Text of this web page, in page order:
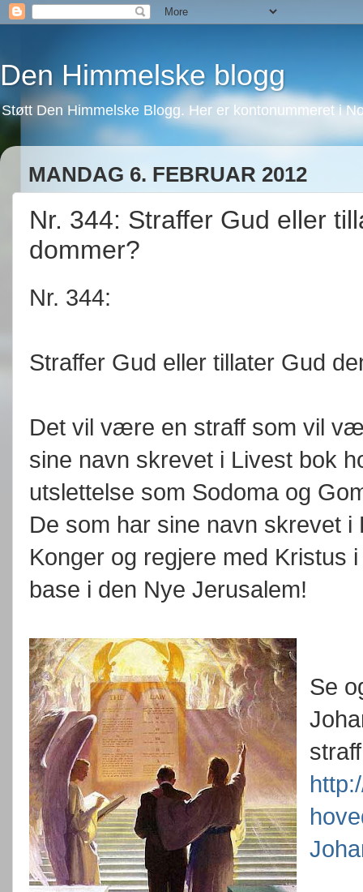
Den Himmelske blogg
Støtt Den Himmelske Blogg. Her er kontonummeret i
MANDAG 6. FEBRUAR 2012
Nr. 344: Straffer Gud eller
dommer?
Nr. 344:
Straffer Gud eller tillater Gud
Det vil være en straff som vil
sine navn skrevet i Livest bok
utslettelse som Sodoma og
De som har sine navn skrevet
Konger og regjere med Kristus
base i den Nye Jerusalem!
Se